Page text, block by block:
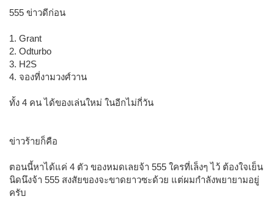
555 ข่าวดีก่อน
1. Grant
2. Odturbo
3. H2S
4. จองที่งามวงศ์วาน
ทั้ง 4 คน ได้ของเล่นใหม่ ในอีกไม่กี่วัน
ข่าวร้ายก็คือ
ตอนนี้หาได้แค่ 4 ตัว ของหมดเลยจ้า 555 ใครที่เล็งๆ ไว้ ต้องใจเย็น
นิดนึงจ้า 555 สงสัยของจะขาดยาวซะด้วย แต่ผมกำลังพยายามอยู่
ครับ